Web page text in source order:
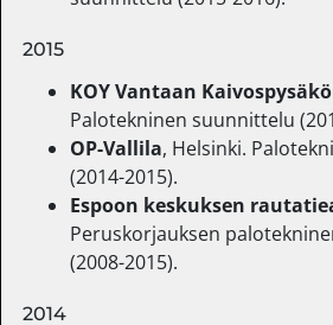
2015
KOY Vantaan
Palotekninen suunnittelu
OP-Vallila, Helsinki.
(2014-2015).
Espoon keskuksen
Peruskorjauksen
(2008-2015).
2014